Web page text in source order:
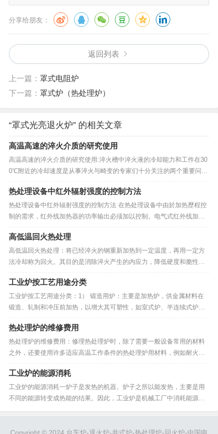
分享给朋友：
返回列表
上一篇： 罩式电阻炉
下一篇： 罩式炉（热处理炉）
“罩式光亮退火炉” 的相关文章
高温高速的淬火介质的研究使用
高温高速的淬火介质的研究使用:淬火槽中淬火液的冷却能力和工件在30
0℃附近的冷却速度是从事淬火与畸变的专家们十分关注的两个重要问
题。水有很好的冷却能力，但在300℃附近的冷却速度高达90℃/s（30℃
水温），工件易变形开裂，同样条件下，油300℃附近的冷却速度可降到
10℃/s以下，但冷却能力又显得不...
热处理设备中红外辐射强度的控制方法
热处理设备中红外辐射强度的控制方法 在热处理设备中由於加热歷程控
制的需求，红外线加热器的功率输出必须加以控制。电气式红外线加热
器辐射强度的控制方法，一般大致可分為下述几种： (1)辐射距离加减法
辐射距离是指管状元件中心或板状元件的辐射涂层到烤盘底部或钢带上
表面之间的距离。辐射距离的大小直接影...
高低温回火热处理
高低温回火热处理：将已经淬火的钢重新加热到一定温度，再用一定方
法冷却称为回火。其目的是消除淬火产生的内应力，降低硬度和脆性，
以取得预期的力学性能。回火分高温回火、中温回火和低温回火三类。
回火多与淬火、正火配合使用。 ⑴调质处理： 淬火后高温回火的热处理
方法称为调质处理。高温回火是指在500...
工业炉按工艺用途分类
工业炉按工艺用途分类：1） 锻造用炉：主要是加热炉，供金属材料在
锻造、轧制和冲压前加热，以增大其可塑性，如室式炉、半连续式炉和
转壁炉等。2） 热处理炉：以改变金属结晶组织为目的加热（淬火、退
火和渗碳等）、如井式炉、盐浴炉和振底炉等。3） 铸造用炉：主要有
熔炼炉和烘干炉两类。熔...
热处理炉的维修费用
热处理炉的维修费用：修理热处理炉时，除了需要一般设备常用的材料
之外，还要使用许多适应高温工作条件的热处理炉用材料，例如耐火材
料、隔热材料、电热材料以及耐热钢等。越是炉温高、机械化与自动化
程度高的电炉，这些与“高温”有关的特殊材料就用得越多。由于电炉用材
料昂贵，炉子修理频繁，因此，在设备维修费用中热处...
工业炉的能源消耗
工业炉的能源消耗一炉子是发热的机器。炉子之所以能发热，主要是用
不同的能源转变成热能的结果。因此，工业炉是机械工厂中消耗能源的
0%，对热加工专业厂来说，可以达到80%以上。工业炉...